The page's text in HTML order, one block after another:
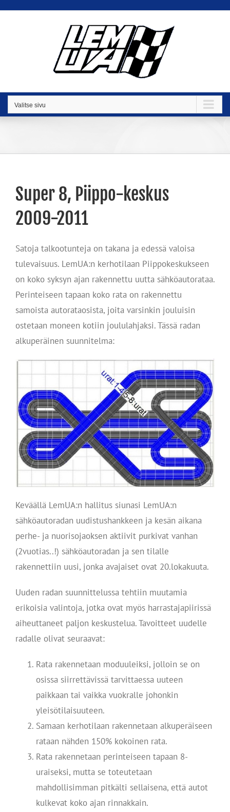
Valitse sivu
Super 8, Piippo-keskus
2009-2011
Satoja talkootunteja on takana ja edessä valoisa
tulevaisuus. LemUA:n kerhotilaan Piippokeskukseen
on koko syksyn ajan rakennettu uutta sähköautorataa.
Perinteiseen tapaan koko rata on rakennettu
samoista autorataosista, joita varsinkin jouluisin
ostetaan moneen kotiin joululahjaksi. Tässä radan
alkuperäinen suunnitelma:
Keväällä LemUA:n hallitus siunasi LemUA:n
sähköautoradan uudistushankkeen ja kesän aikana
perhe- ja nuorisojaoksen aktiivit purkivat vanhan
(2vuotias..!) sähköautoradan ja sen tilalle
rakennettiin uusi, jonka avajaiset ovat 20.lokakuuta.
Uuden radan suunnittelussa tehtiin muutamia
erikoisia valintoja, jotka ovat myös harrastajapiirissä
aiheuttaneet paljon keskustelua. Tavoitteet uudelle
radalle olivat seuraavat:
Rata rakennetaan moduuleiksi, jolloin se on
osissa siirrettävissä tarvittaessa uuteen
paikkaan tai vaikka vuokralle johonkin
yleisötilaisuuteen.
Samaan kerhotilaan rakennetaan alkuperäiseen
rataan nähden 150% kokoinen rata.
Rata rakennetaan perinteiseen tapaan 8-
uraiseksi, mutta se toteutetaan
mahdollisimman pitkälti sellaisena, että autot
kulkevat koko ajan rinnakkain.